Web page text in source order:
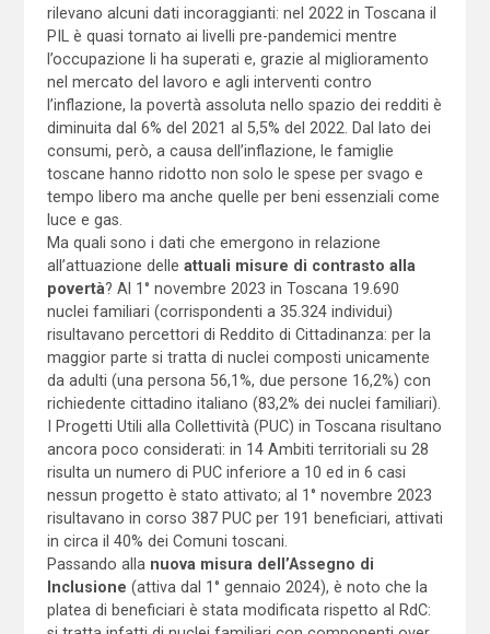
rilevano alcuni dati incoraggianti: nel 2022 in Toscana il
PIL è quasi tornato ai livelli pre-pandemici mentre
l’occupazione li ha superati e, grazie al miglioramento
nel mercato del lavoro e agli interventi contro
l’inflazione, la povertà assoluta nello spazio dei redditi è
diminuita dal 6% del 2021 al 5,5% del 2022. Dal lato dei
consumi, però, a causa dell’inflazione, le famiglie
toscane hanno ridotto non solo le spese per svago e
tempo libero ma anche quelle per beni essenziali come
luce e gas.
Ma quali sono i dati che emergono in relazione
all’attuazione delle attuali misure di contrasto alla
povertà? Al 1° novembre 2023 in Toscana 19.690
nuclei familiari (corrispondenti a 35.324 individui)
risultavano percettori di Reddito di Cittadinanza: per la
maggior parte si tratta di nuclei composti unicamente
da adulti (una persona 56,1%, due persone 16,2%) con
richiedente cittadino italiano (83,2% dei nuclei familiari).
I Progetti Utili alla Collettività (PUC) in Toscana risultano
ancora poco considerati: in 14 Ambiti territoriali su 28
risulta un numero di PUC inferiore a 10 ed in 6 casi
nessun progetto è stato attivato; al 1° novembre 2023
risultavano in corso 387 PUC per 191 beneficiari, attivati
in circa il 40% dei Comuni toscani.
Passando alla nuova misura dell’Assegno di
Inclusione (attiva dal 1° gennaio 2024), è noto che la
platea di beneficiari è stata modificata rispetto al RdC: